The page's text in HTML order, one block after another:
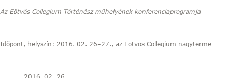
Az Eötvös Collegium Történész műhelyének konferenciaprogramja
Időpont, helyszín: 2016. 02. 26–27., az Eötvös Collegium nagyterme